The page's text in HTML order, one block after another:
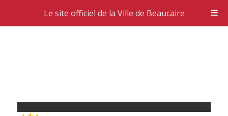
Le site officiel de la Ville de Beaucaire